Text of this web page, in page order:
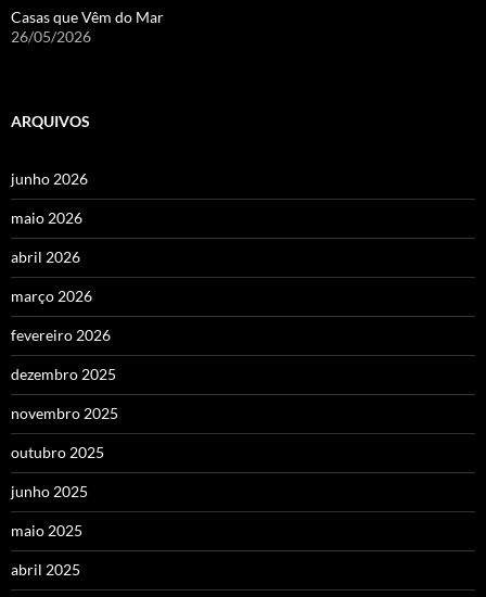
Casas que Vêm do Mar
26/05/2026
ARQUIVOS
junho 2026
maio 2026
abril 2026
março 2026
fevereiro 2026
dezembro 2025
novembro 2025
outubro 2025
junho 2025
maio 2025
abril 2025